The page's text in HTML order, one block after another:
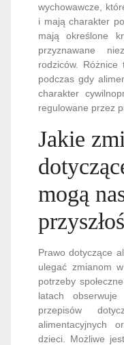
wychowawcze,
i mają charakter
mają określone
przyznawane
rodziców.
podczas gdy
charakter
regulowane przez
Jakie
mogą
Prawo dotyczące
ulegać zmianom
potrzeby
latach
przepisów
alimentacyjnych
dzieci. Możliwe